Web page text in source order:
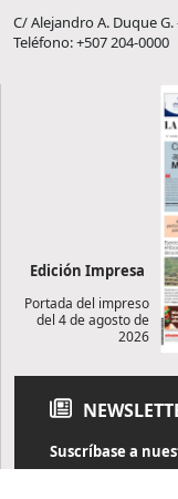
C/ Alejandro A. Duque
Teléfono: +507 204-0000
Edición Impresa
Portada del impreso
del 4 de agosto de
2026
Suscríbase a
Reciba